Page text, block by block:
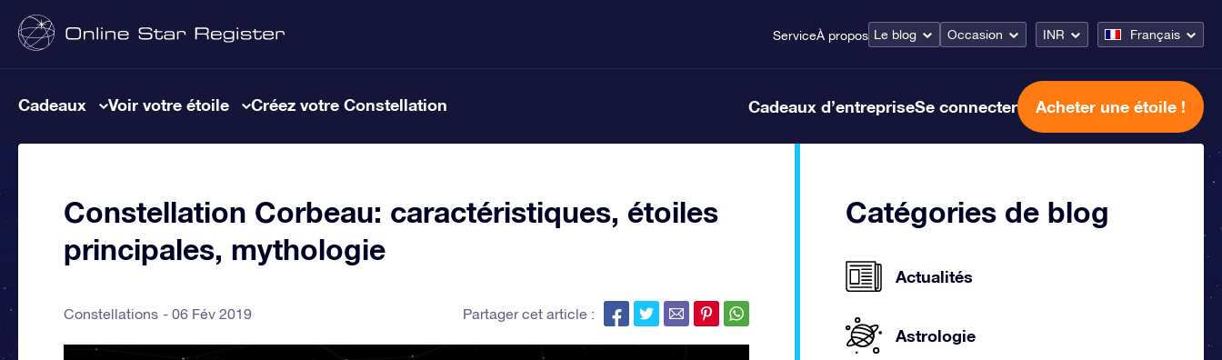
ServiceÀ propos Le blog Occasion INR Français
Cadeaux Voir votre étoile Créez votre Constellation Cadeaux d’entrepriseSe connecter Acheter une étoile !
Constellation Corbeau: caractéristiques, étoiles
principales, mythologie
Constellations 06 Fév 2019 Partager cet article :
Catégories de blog
Actualités
Astrologie